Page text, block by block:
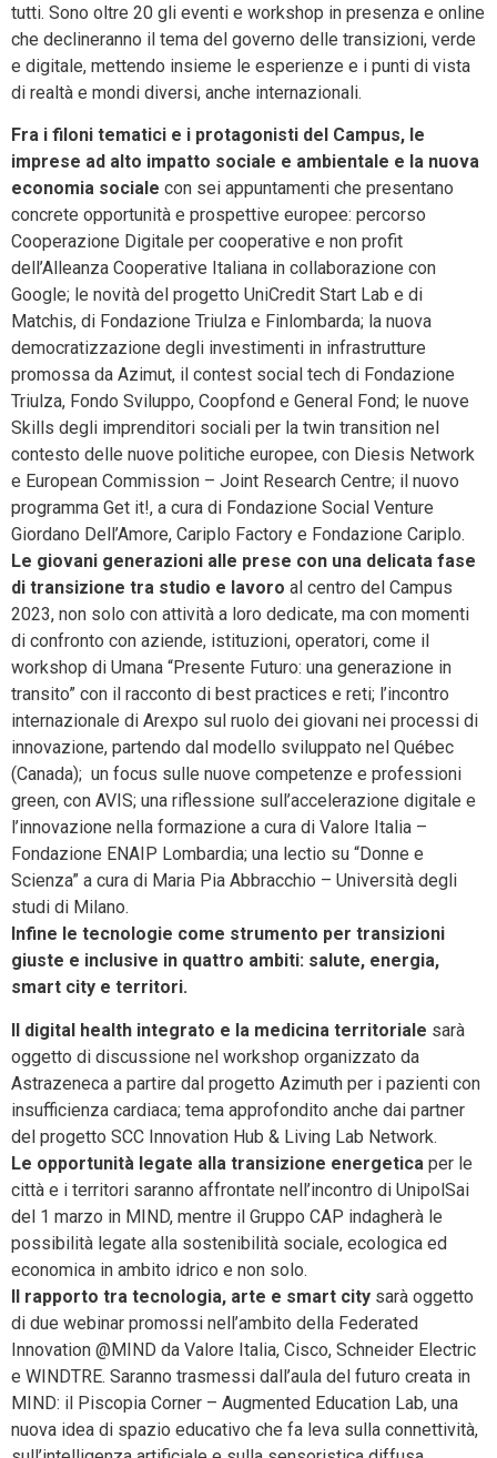
tutti. Sono oltre 20 gli eventi e workshop in presenza e online
che declineranno il tema del governo delle transizioni, verde
e digitale, mettendo insieme le esperienze e i punti di vista
di realtà e mondi diversi, anche internazionali.
Fra i filoni tematici e i protagonisti del Campus, le
imprese ad alto impatto sociale e ambientale e la nuova
economia sociale con sei appuntamenti che presentano
concrete opportunità e prospettive europee: percorso
Cooperazione Digitale per cooperative e non profit
dell’Alleanza Cooperative Italiana in collaborazione con
Google; le novità del progetto UniCredit Start Lab e di
Matchis, di Fondazione Triulza e Finlombarda; la nuova
democratizzazione degli investimenti in infrastrutture
promossa da Azimut, il contest social tech di Fondazione
Triulza, Fondo Sviluppo, Coopfond e General Fond; le nuove
Skills degli imprenditori sociali per la twin transition nel
contesto delle nuove politiche europee, con Diesis Network
e European Commission – Joint Research Centre; il nuovo
programma Get it!, a cura di Fondazione Social Venture
Giordano Dell’Amore, Cariplo Factory e Fondazione Cariplo.
Le giovani generazioni alle prese con una delicata fase
di transizione tra studio e lavoro al centro del Campus
2023, non solo con attività a loro dedicate, ma con momenti
di confronto con aziende, istituzioni, operatori, come il
workshop di Umana “Presente Futuro: una generazione in
transito” con il racconto di best practices e reti; l’incontro
internazionale di Arexpo sul ruolo dei giovani nei processi di
innovazione, partendo dal modello sviluppato nel Québec
(Canada); un focus sulle nuove competenze e professioni
green, con AVIS; una riflessione sull’accelerazione digitale e
l’innovazione nella formazione a cura di Valore Italia –
Fondazione ENAIP Lombardia; una lectio su “Donne e
Scienza” a cura di Maria Pia Abbracchio – Università degli
studi di Milano.
Infine le tecnologie come strumento per transizioni
giuste e inclusive in quattro ambiti: salute, energia,
smart city e territori.
Il digital health integrato e la medicina territoriale sarà
oggetto di discussione nel workshop organizzato da
Astrazeneca a partire dal progetto Azimuth per i pazienti con
insufficienza cardiaca; tema approfondito anche dai partner
del progetto SCC Innovation Hub & Living Lab Network.
Le opportunità legate alla transizione energetica per le
città e i territori saranno affrontate nell’incontro di UnipolSai
del 1 marzo in MIND, mentre il Gruppo CAP indagherà le
possibilità legate alla sostenibilità sociale, ecologica ed
economica in ambito idrico e non solo.
Il rapporto tra tecnologia, arte e smart city sarà oggetto
di due webinar promossi nell’ambito della Federated
Innovation @MIND da Valore Italia, Cisco, Schneider Electric
e WINDTRE. Saranno trasmessi dall’aula del futuro creata in
MIND: il Piscopia Corner – Augmented Education Lab, una
nuova idea di spazio educativo che fa leva sulla connettività,